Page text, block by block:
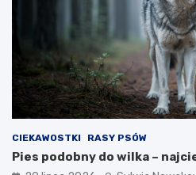
CIEKAWOSTKI RASY PSÓW
Pies podobny do wilka –